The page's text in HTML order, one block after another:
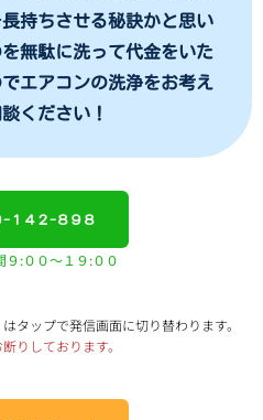
持ちさせる秘訣かと思い
無駄に洗って代金をいた
エアコンの洗浄をお考え
ください！
-１４２-８９８
:００～１９:００
タップで発信画面に切り替わります。
りしております。